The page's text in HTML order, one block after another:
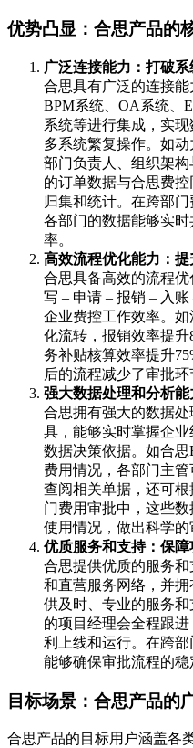
优势凸显：合思产品的
广泛连接能力：打破
合思具有广泛的连接能
BPM系统、OA系统、
系统等进行集成，实
多系统繁复操作。如动
部门负责人、组织架
的订单数据与合思费
归集和统计。在跨部
各部门的数据能够实
率。
高效流程优化能力：
合思具备高效的流程
写 – 申请 – 报销 – 入
企业费控工作效率。
化流转，报销效率提
务补贴核算效率提升
后的流程减少了审批环
强大数据处理和分析
合思拥有强大的数据
具，能够实时掌握企
数据决策依据。如合
费用情况，各部门主
查阅相关单据，还可
门费用审批中，这些
使用情况，做出科学的
优质服务和支持：保
合思提供优质的服务
和直营服务网络，并
供及时、专业的服务
的项目经理会全程跟
利上线和运行。在跨
能够确保审批流程的稳
目标场景：合思产品的
合思产品的目标用户涵盖各